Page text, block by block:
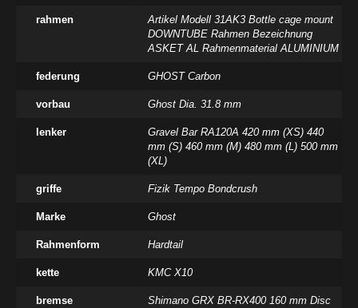
rahmen
Artikel Modell 31AK3 Bottle cage mount
DOWNTUBE Rahmen Bezeichnung
ASKET AL Rahmenmaterial ALUMINIUM
federung GHOST Carbon
vorbau Ghost Dia. 31.8 mm
lenker
Gravel Bar RA120A 420 mm (XS) 440
mm (S) 460 mm (M) 480 mm (L) 500 mm
(XL)
griffe Fizik Tempo Bondcrush
Marke Ghost
Rahmenform Hardtail
kette KMC X10
bremse Shimano GRX BR-RX400 160 mm Disc